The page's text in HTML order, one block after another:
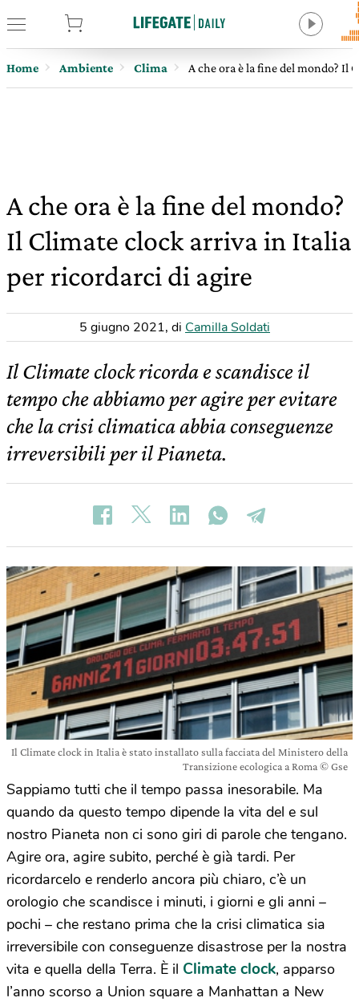
Home Ambiente Clima A che ora è la fine del mondo? Il
A che ora è la fine del mondo?
Il Climate clock arriva in Italia
per ricordarci di agire
5 giugno 2021, di Camilla Soldati
Il Climate clock ricorda e scandisce il
tempo che abbiamo per agire per evitare
che la crisi climatica abbia conseguenze
irreversibili per il Pianeta.
Il Climate clock in Italia è stato installato sulla facciata del Ministero della
Transizione ecologica a Roma © Gse
Sappiamo tutti che il tempo passa inesorabile. Ma
quando da questo tempo dipende la vita del e sul
nostro Pianeta non ci sono giri di parole che tengano.
Agire ora, agire subito, perché è già tardi. Per
ricordarcelo e renderlo ancora più chiaro, c’è un
orologio che scandisce i minuti, i giorni e gli anni –
pochi – che restano prima che la crisi climatica sia
irreversibile con conseguenze disastrose per la nostra
vita e quella della Terra. È il Climate clock, apparso
l’anno scorso a Union square a Manhattan a New